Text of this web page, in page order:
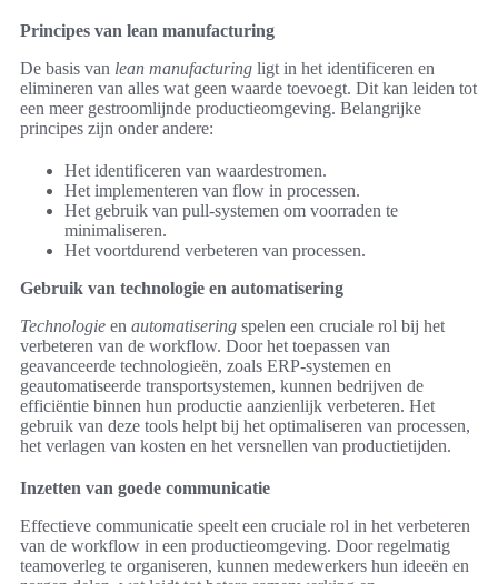
Principes van lean manufacturing
De basis van lean manufacturing ligt in het identificeren en
elimineren van alles wat geen waarde toevoegt. Dit kan leiden tot
een meer gestroomlijnde productieomgeving. Belangrijke
principes zijn onder andere:
Het identificeren van waardestromen.
Het implementeren van flow in processen.
Het gebruik van pull-systemen om voorraden te
minimaliseren.
Het voortdurend verbeteren van processen.
Gebruik van technologie en automatisering
Technologie en automatisering spelen een cruciale rol bij het
verbeteren van de workflow. Door het toepassen van
geavanceerde technologieën, zoals ERP-systemen en
geautomatiseerde transportsystemen, kunnen bedrijven de
efficiëntie binnen hun productie aanzienlijk verbeteren. Het
gebruik van deze tools helpt bij het optimaliseren van processen,
het verlagen van kosten en het versnellen van productietijden.
Inzetten van goede communicatie
Effectieve communicatie speelt een cruciale rol in het verbeteren
van de workflow in een productieomgeving. Door regelmatig
teamoverleg te organiseren, kunnen medewerkers hun ideeën en